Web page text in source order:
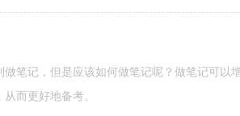
做笔记，但是应该如何做笔记呢？做笔记可
而更好地备考。